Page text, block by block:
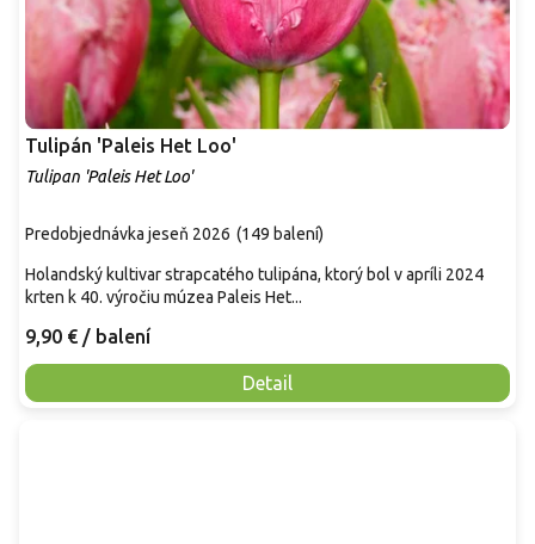
Tulipán 'Paleis Het Loo'
Tulipan 'Paleis Het Loo'
Predobjednávka jeseň 2026 (149 balení)
9,90 € / balení
Detail
Holandský kultivar strapcatého tulipána, ktorý bol v apríli 2024
krten k 40. výročiu múzea Paleis Het...